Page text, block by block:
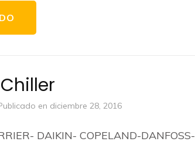
en diciembre 28, 2016
DAIKIN- COPELAND-DANFOSS-